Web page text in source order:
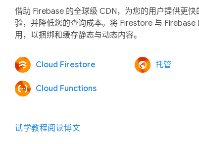
借助 Firebase 的全球级 CDN，为您的用户提供更快
验，并降低您的查询成本。将 Firestore 与 Firebase
Cloud Firestore 托管
Cloud Functions
试学教程阅读博文